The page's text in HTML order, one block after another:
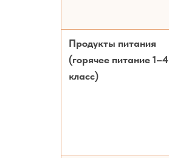
Продукты питания
(горячее питание 1–4
класс)